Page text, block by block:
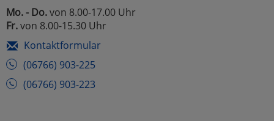
Mo. - Do.von 8.00-17.00 Uhr
Fr.von 8.00-15.30 Uhr
Kontaktformular
(06766) 903-225
(06766) 903-223